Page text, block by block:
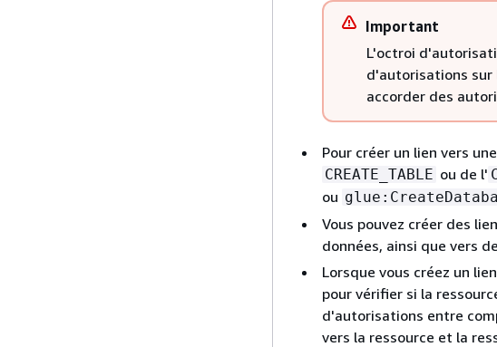
Important
L'octroi
d'autorisations sur
accorder des
Pour créer un lien vers
CREATE_TABLE ou de l'
ou
Vous pouvez créer des
données, ainsi que vers
Lorsque vous créez un
pour vérifier si la
d'autorisations entre
vers la ressource et la